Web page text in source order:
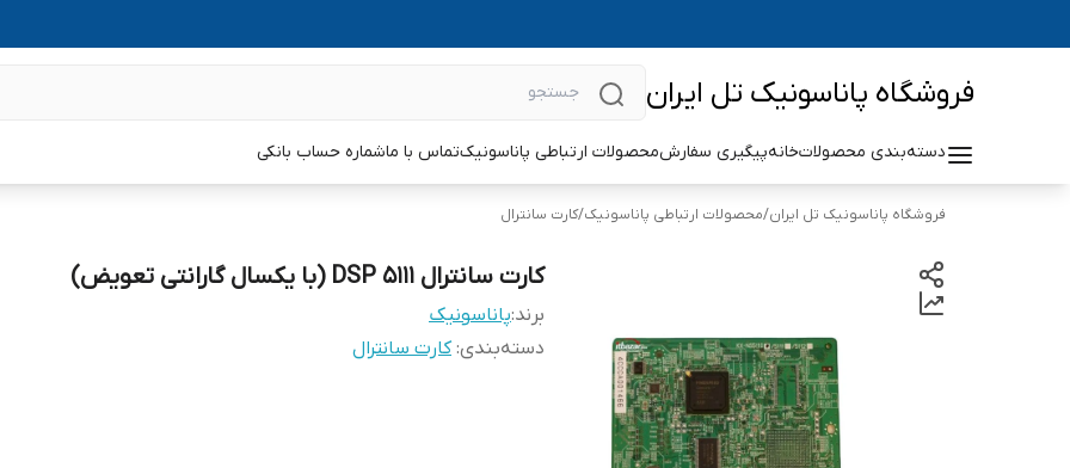
فروشگاه پاناسونیک تل ایران
دسته‌بندی محصولاتخانهپیگیری سفارشمحصولات ارتباطی پاناسونیکتماس با ماشماره حساب بانکی
فروشگاه پاناسونیک تل ایران/محصولات ارتباطی پاناسونیک/کارت سانترال
کارت سانترال DSP 5111 (با یکسال گارانتی تعویض)
برند:پاناسونیک
دسته‌بندی:کارت سانترال